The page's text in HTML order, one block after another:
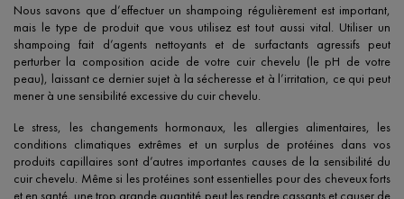
Nous savons que d’effectuer un shampoing régulièrement est important,
mais le type de produit que vous utilisez est tout aussi vital. Utiliser un
shampoing fait d’agents nettoyants et de surfactants agressifs peut
perturber la composition acide de votre cuir chevelu (le pH de votre
peau), laissant ce dernier sujet à la sécheresse et à l’irritation, ce qui peut
mener à une sensibilité excessive du cuir chevelu.
Le stress, les changements hormonaux, les allergies alimentaires, les
conditions climatiques extrêmes et un surplus de protéines dans vos
produits capillaires sont d’autres importantes causes de la sensibilité du
cuir chevelu. Même si les protéines sont essentielles pour des cheveux forts
et en santé, une trop grande quantité peut les rendre cassants et causer de